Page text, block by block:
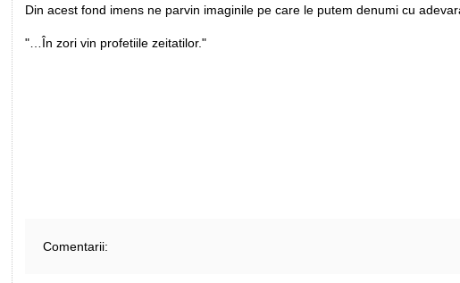
Din acest fond imens ne parvin imaginile pe care le putem denumi cu
"…În zori vin profetiile zeitatilor."
Comentarii: